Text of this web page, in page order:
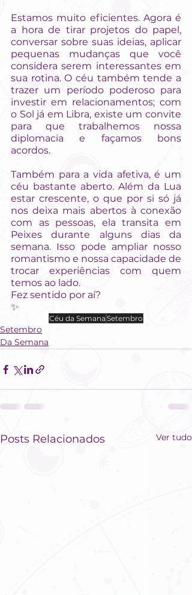
Estamos muito eficientes. Agora é
a hora de tirar projetos do papel,
conversar sobre suas ideias, aplicar
pequenas mudanças que você
considera serem interessantes em
sua rotina. O céu também tende a
trazer um período poderoso para
investir em relacionamentos; com
o Sol já em Libra, existe um convite
para que trabalhemos nossa
diplomacia e façamos bons
acordos.
Também para a vida afetiva, é um
céu bastante aberto. Além da Lua
estar crescente, o que por si só já
nos deixa mais abertos à conexão
com as pessoas, ela transita em
Peixes durante alguns dias da
semana. Isso pode ampliar nosso
romantismo e nossa capacidade de
trocar experiências com quem
temos ao lado.
Fez sentido por aí?
✨
Céu da Semana Setembro
Setembro
Da Semana
Posts Relacionados Ver tudo